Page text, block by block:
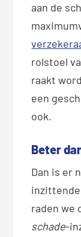
aan de
rolstoel
raakt
een
ook.
Beter
Dan is er
raden we
schade-